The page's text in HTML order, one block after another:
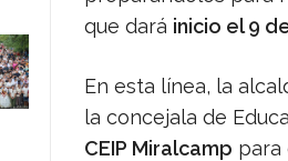
que dará inicio el 9
En esta línea, la
la concejala de
CEIP Miralcamp para